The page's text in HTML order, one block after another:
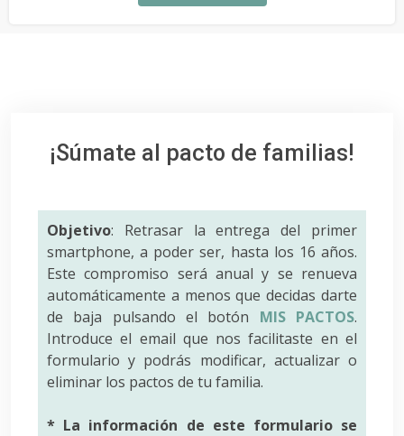
¡Súmate al pacto de familias!
Objetivo: Retrasar la entrega del primer
smartphone, a poder ser, hasta los 16 años.
Este compromiso será anual y se renueva
automáticamente a menos que decidas darte
de baja pulsando el botón MIS PACTOS.
Introduce el email que nos facilitaste en el
formulario y podrás modificar, actualizar o
eliminar los pactos de tu familia.
* La información de este formulario se